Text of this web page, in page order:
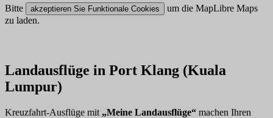
Bitte akzeptieren Sie Funktionale Cookies
um die MapLibre Maps
zu laden.
Landausflüge in Port Klang (Kuala
Lumpur)
Kreuzfahrt-Ausflüge mit „Meine Landausflüge“ machen Ihren